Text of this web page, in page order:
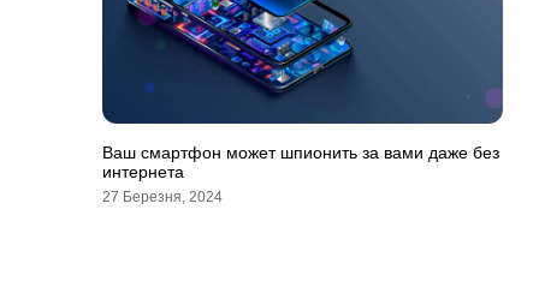
Ваш смартфон может шпионить за вами даже без
интернета
27 Березня, 2024